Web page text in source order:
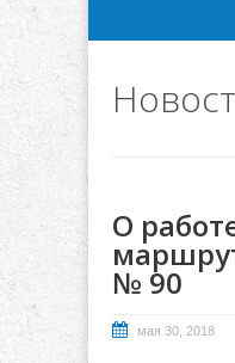
О
№ 90
мая 30, 2018